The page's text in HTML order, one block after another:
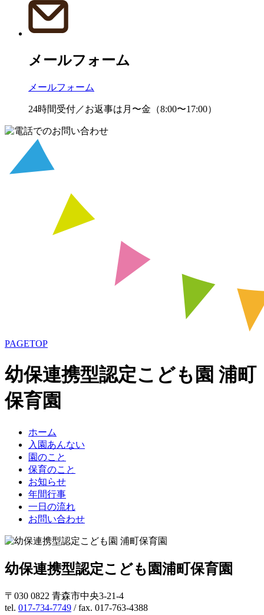
メールフォーム
メールフォーム
24時間受付／お返事は月〜金（8:00〜17:00）
PAGETOP
幼保連携型認定こども園 浦町
保育園
ホーム
入園あんない
園のこと
保育のこと
お知らせ
年間行事
一日の流れ
お問い合わせ
幼保連携型認定こども園浦町保育園
〒030 0822 青森市中央3-21-4
tel. 017-734-7749 / fax. 017-763-4388